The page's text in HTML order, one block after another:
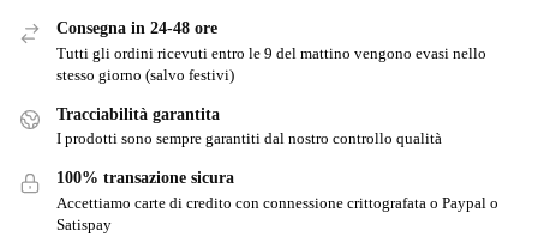
Consegna in 24-48 ore
Tutti gli ordini ricevuti entro le 9 del mattino vengono evasi nello
stesso giorno (salvo festivi)
Tracciabilità garantita
I prodotti sono sempre garantiti dal nostro controllo qualità
100% transazione sicura
Accettiamo carte di credito con connessione crittografata o Paypal o
Satispay